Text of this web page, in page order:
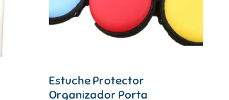
Estuche Protector
Organizador Porta